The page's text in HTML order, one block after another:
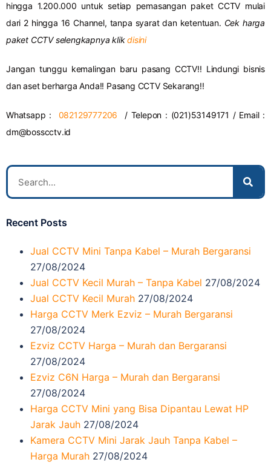
hingga 1.200.000 untuk setiap pemasangan paket CCTV mulai
dari 2 hingga 16 Channel, tanpa syarat dan ketentuan. Cek harga
paket CCTV selengkapnya klikdisini
Jangan tunggu kemalingan baru pasang CCTV!! Lindungi bisnis
dan aset berharga Anda!! Pasang CCTV Sekarang!!
Whatsapp : 082129777206 / Telepon : (021)53149171 / Email :
dm@bosscctv.id
Recent Posts
Jual CCTV Mini Tanpa Kabel – Murah Bergaransi
27/08/2024
Jual CCTV Kecil Murah – Tanpa Kabel 27/08/2024
Jual CCTV Kecil Murah 27/08/2024
Harga CCTV Merk Ezviz – Murah Bergaransi
27/08/2024
Ezviz CCTV Harga – Murah dan Bergaransi
27/08/2024
Ezviz C6N Harga – Murah dan Bergaransi
27/08/2024
Harga CCTV Mini yang Bisa Dipantau Lewat HP
Jarak Jauh 27/08/2024
Kamera CCTV Mini Jarak Jauh Tanpa Kabel –
Harga Murah 27/08/2024